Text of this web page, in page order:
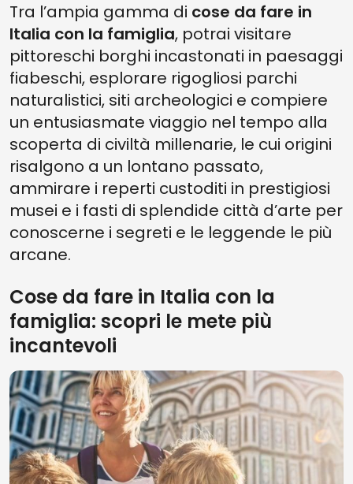
PINTURICCHIO
8. COSE DA FARE IN ITALIA CON LA FAMIGLIA NELLA REGIONE DEI
PARCHI NAZIONALI
7. COSE DA FARE IN ITALIA CON LA FAMIGLIA NELLA REGIONE DEI
BORBONE
6. COSE DA FARE IN ITALIA CON I BAMBINI NELLA REGIONE DEI
CASTELLI MEDIOEVALI
5. COSE DA FARE IN ITALIA CON I BAMBINI NELLA REGIONE DEL
VULTURE E DI METAPONTO
4. COSE DA FARE IN ITALIA CON I BAMBINI NELLA REGIONE DELLA
DAUNIA
3. COSA FARE E DOVE ANDARE CON I BAMBINI NELLA REGIONE DEI
1. COSE DA FARE IN ITALIA CON LA FAMIGLIA NELLA REGIONE DEL
PARCO DI ARZACHENA
COSE DA FARE IN ITALIA CON LA FAMIGLIA: ESPLORA ALCUNE
MERAVIGLIOSE DESTINAZIONI
Tra l’ampia gamma di cose da fare in
Italia con la famiglia, potrai visitare
pittoreschi borghi incastonati in paesaggi
fiabeschi, esplorare rigogliosi parchi
naturalistici, siti archeologici e compiere
un entusiasmate viaggio nel tempo alla
scoperta di civiltà millenarie, le cui origini
risalgono a un lontano passato,
ammirare i reperti custoditi in prestigiosi
musei e i fasti di splendide città d’arte per
conoscerne i segreti e le leggende le più
arcane.
Cose da fare in Italia con la
famiglia: scopri le mete più
incantevoli